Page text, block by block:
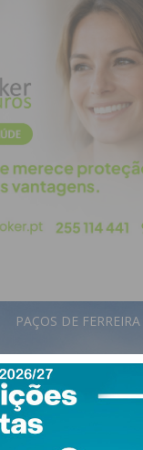
PAÇOS DE FERREIRA